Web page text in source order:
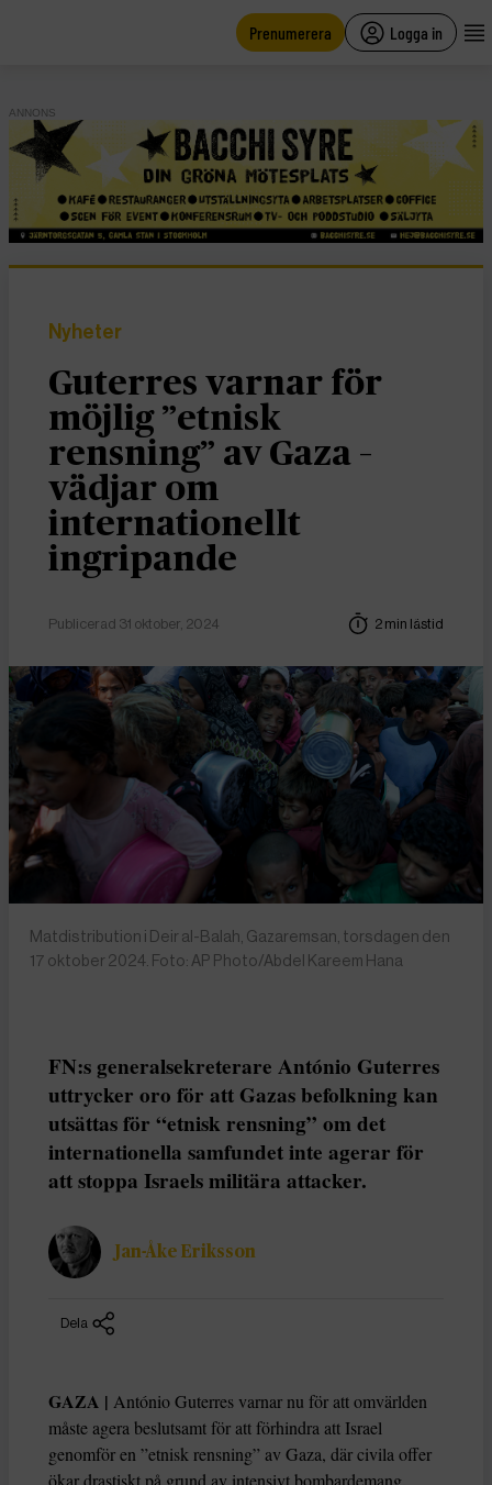
Prenumerera Logga in
ANNONS
Nyheter
Guterres varnar för
möjlig ”etnisk
rensning” av Gaza –
vädjar om
internationellt
ingripande
Publicerad 31 oktober, 2024 2 min lästid
Matdistribution i Deir al-Balah, Gazaremsan, torsdagen den
17 oktober 2024. Foto: AP Photo/Abdel Kareem Hana
FN:s generalsekreterare António Guterres
uttrycker oro för att Gazas befolkning kan
utsättas för “etnisk rensning” om det
internationella samfundet inte agerar för
att stoppa Israels militära attacker.
Jan-Åke Eriksson
Dela
GAZA | António Guterres varnar nu för att omvärlden
måste agera beslutsamt för att förhindra att Israel
genomför en ”etnisk rensning” av Gaza, där civila offer
ökar drastiskt på grund av intensivt bombardemang.